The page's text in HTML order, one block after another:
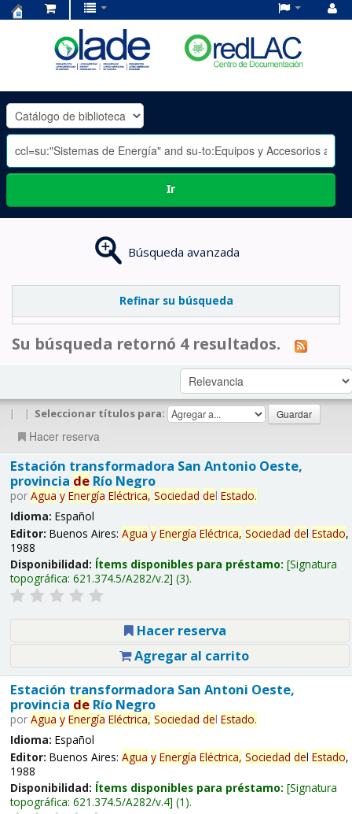
OLADE
-
Ir
Búsqueda avanzada
Refinar su búsqueda
Su búsqueda retornó 4 resultados.
| | Seleccionar títulos para:
Hacer reserva
Estación transformadora San Antonio Oeste,
provincia deRío Negro
por Agua y Energía Eléctrica, Sociedad del Estado.
Idioma: Español
Editor: Buenos Aires: Agua y Energía Eléctrica, Sociedad del Estado,
1988
Disponibilidad: Ítems disponibles para préstamo: Signatura
topográfica: 621.374.5/A282/v.2 (3).
Hacer reserva
Agregar al carrito
Estación transformadora San Antoni Oeste,
provincia deRío Negro
por Agua y Energía Eléctrica, Sociedad del Estado.
Idioma: Español
Editor: Buenos Aires: Agua y Energía Eléctrica, Sociedad del Estado,
1988
Disponibilidad: Ítems disponibles para préstamo: Signatura
topográfica: 621.374.5/A282/v.4 (1).